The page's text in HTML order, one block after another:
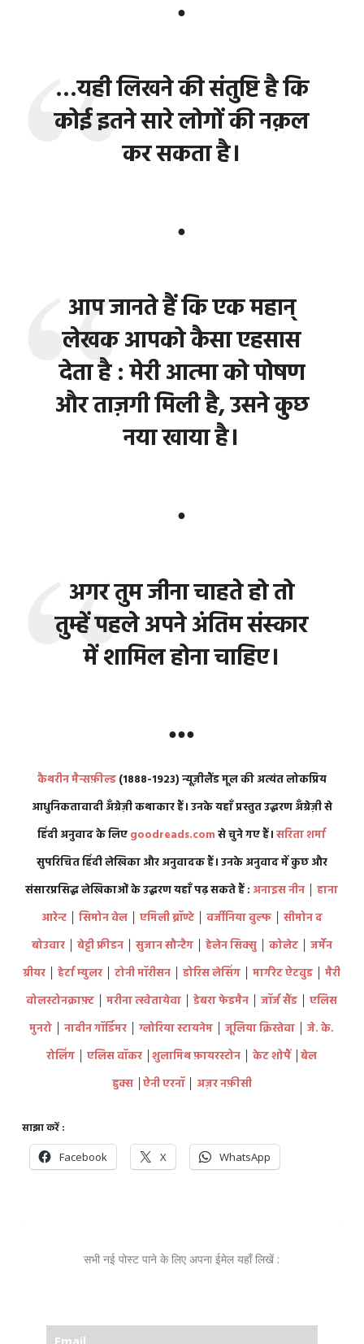
●
…यही लिखने की संतुष्टि है कि
कोई इतने सारे लोगों की नक़ल
कर सकता है।
●
आप जानते हैं कि एक महान्
लेखक आपको कैसा एहसास
देता है : मेरी आत्मा को पोषण
और ताज़गी मिली है, उसने कुछ
नया खाया है।
●
अगर तुम जीना चाहते हो तो
तुम्हें पहले अपने अंतिम संस्कार
में शामिल होना चाहिए।
●●●
कैथरीन मैन्सफ़ील्ड(1888-1923) न्यूज़ीलैंड मूल की अत्यंत लोकप्रिय
आधुनिकतावादी अँग्रेज़ी कथाकार हैं। उनके यहाँ प्रस्तुत उद्धरण अँग्रेज़ी से
हिंदी अनुवाद के लिएgoodreads.comसे चुने गए हैं।सरिता शर्मा
सुपरिचित हिंदी लेखिका और अनुवादक हैं। उनके अनुवाद में कुछ और
संसारप्रसिद्ध लेखिकाओं के उद्धरण यहाँ पढ़ सकते हैं : अनाइस नीन │हाना
आरेन्ट│ सिमोन वेल│ एमिली ब्रॉण्टे│ वर्जीनिया वुल्फ│ सीमोन द
बोउवार│ बेट्टी फ्रीडन│ सुजान सौन्टैग│ हेलेन सिक्सु│ कोलेट│ जर्मेन
ग्रीयर │हेर्टा म्युलर │टोनी मॉरीसन │डोरिस लेसिंग │मार्गरेट ऐटवुड │मैरी
वोलस्टोनक्राफ़्ट │मरीना त्स्वेतायेवा │डेबरा फेडमैन │जॉर्ज सैंड │एलिस
मुनरो │नादीन गॉर्डिमर │ग्लोरिया स्टायनेम │जूलिया क्रिस्तेवा │जे. के.
रोलिंग │एलिस वॉकर │शुलामिथ फ़ायरस्टोन │केट शोपैं│बेल
हुक्स│ ऐनी एरनॉ│ अज़र नफ़ीसी
साझा करें :
Facebook X WhatsApp
सभी नई पोस्ट पाने के लिए अपना ईमेल यहाँ लिखें :